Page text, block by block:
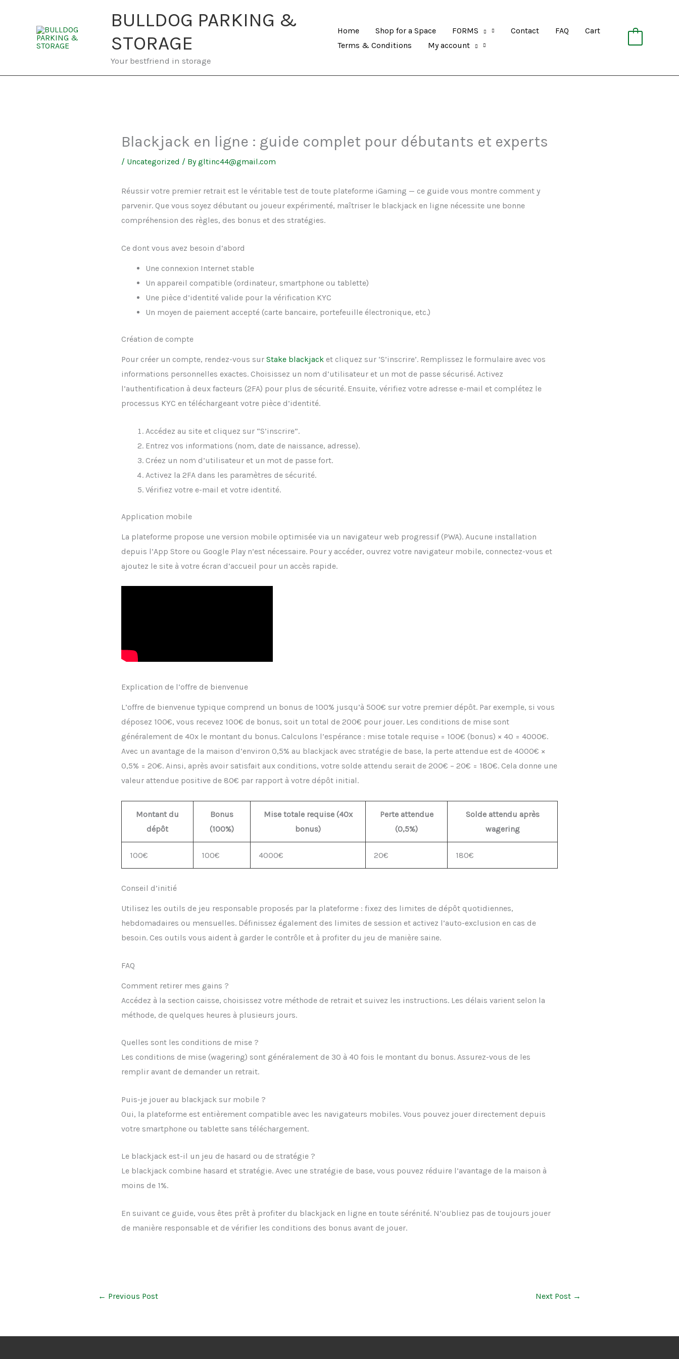
BULLDOG PARKING &
STORAGE
Your bestfriend in storage
Home Shop for a Space FORMS Contact FAQ
Cart
Terms & Conditions
My account
Blackjack en ligne : guide complet pour débutants et experts
/ Uncategorized / Bygltinc44@gmail.com
Réussir votre premier retrait est le véritable test de toute plateforme iGaming — ce guide vous montre comment y
parvenir. Que vous soyez débutant ou joueur expérimenté, maîtriser le blackjack en ligne nécessite une bonne
compréhension des règles, des bonus et des stratégies.
Ce dont vous avez besoin d’abord
Une connexion Internet stable
Un appareil compatible (ordinateur, smartphone ou tablette)
Une pièce d’identité valide pour la vérification KYC
Un moyen de paiement accepté (carte bancaire, portefeuille électronique, etc.)
Création de compte
Pour créer un compte, rendez-vous sur Stake blackjack et cliquez sur ‘S’inscrire’. Remplissez le formulaire avec vos
informations personnelles exactes. Choisissez un nom d’utilisateur et un mot de passe sécurisé. Activez
l’authentification à deux facteurs (2FA) pour plus de sécurité. Ensuite, vérifiez votre adresse e-mail et complétez le
processus KYC en téléchargeant votre pièce d’identité.
Accédez au site et cliquez sur “S’inscrire”.
Entrez vos informations (nom, date de naissance, adresse).
Créez un nom d’utilisateur et un mot de passe fort.
Activez la 2FA dans les paramètres de sécurité.
Vérifiez votre e-mail et votre identité.
Application mobile
La plateforme propose une version mobile optimisée via un navigateur web progressif (PWA). Aucune installation
depuis l’App Store ou Google Play n’est nécessaire. Pour y accéder, ouvrez votre navigateur mobile, connectez-vous et
ajoutez le site à votre écran d’accueil pour un accès rapide.
Explication de l’offre de bienvenue
L’offre de bienvenue typique comprend un bonus de 100% jusqu’à 500€ sur votre premier dépôt. Par exemple, si vous
déposez 100€, vous recevez 100€ de bonus, soit un total de 200€ pour jouer. Les conditions de mise sont
généralement de 40x le montant du bonus. Calculons l’espérance : mise totale requise = 100€ (bonus) × 40 = 4000€.
Avec un avantage de la maison d’environ 0,5% au blackjack avec stratégie de base, la perte attendue est de 4000€ ×
0,5% = 20€. Ainsi, après avoir satisfait aux conditions, votre solde attendu serait de 200€ – 20€ = 180€. Cela donne une
valeur attendue positive de 80€ par rapport à votre dépôt initial.
Montant du
dépôt
Bonus
(100%)
Mise totale requise (40x
bonus)
Perte attendue
(0,5%)
Solde attendu après
wagering
100€ 100€ 4000€ 20€ 180€
Conseil d’initié
Utilisez les outils de jeu responsable proposés par la plateforme : fixez des limites de dépôt quotidiennes,
hebdomadaires ou mensuelles. Définissez également des limites de session et activez l’auto-exclusion en cas de
besoin. Ces outils vous aident à garder le contrôle et à profiter du jeu de manière saine.
FAQ
Comment retirer mes gains ?
Accédez à la section caisse, choisissez votre méthode de retrait et suivez les instructions. Les délais varient selon la
méthode, de quelques heures à plusieurs jours.
Quelles sont les conditions de mise ?
Les conditions de mise (wagering) sont généralement de 30 à 40 fois le montant du bonus. Assurez-vous de les
remplir avant de demander un retrait.
Puis-je jouer au blackjack sur mobile ?
Oui, la plateforme est entièrement compatible avec les navigateurs mobiles. Vous pouvez jouer directement depuis
votre smartphone ou tablette sans téléchargement.
Le blackjack est-il un jeu de hasard ou de stratégie ?
Le blackjack combine hasard et stratégie. Avec une stratégie de base, vous pouvez réduire l’avantage de la maison à
moins de 1%.
En suivant ce guide, vous êtes prêt à profiter du blackjack en ligne en toute sérénité. N’oubliez pas de toujours jouer
de manière responsable et de vérifier les conditions des bonus avant de jouer.
← Previous Post Next Post →